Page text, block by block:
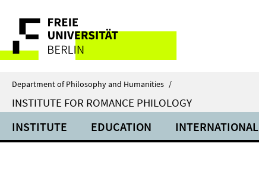
direkt
Inhalt
Service
Navigation
Department of Philosophy and Humanities /
INSTITUTE FOR ROMANCE PHILOLOGY
INSTITUTE EDUCATION INTERNATIONAL